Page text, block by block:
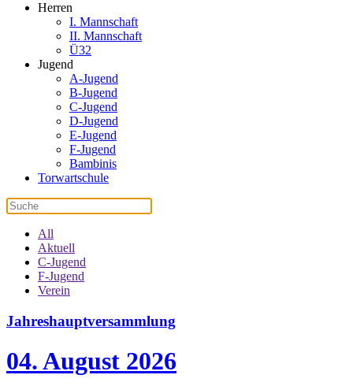
Herren
I. Mannschaft
II. Mannschaft
Ü32
Jugend
A-Jugend
B-Jugend
C-Jugend
D-Jugend
E-Jugend
F-Jugend
Bambinis
Torwartschule
All
Aktuell
C-Jugend
F-Jugend
Verein
Jahreshauptversammlung
04. August 2026